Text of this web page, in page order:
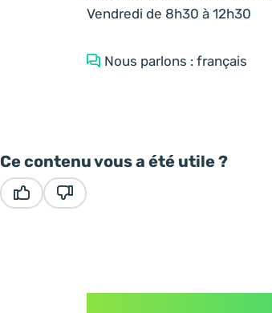
Vendredi de 8h30 à 12h30
Nous parlons : français
Ce contenu vous a été utile ?